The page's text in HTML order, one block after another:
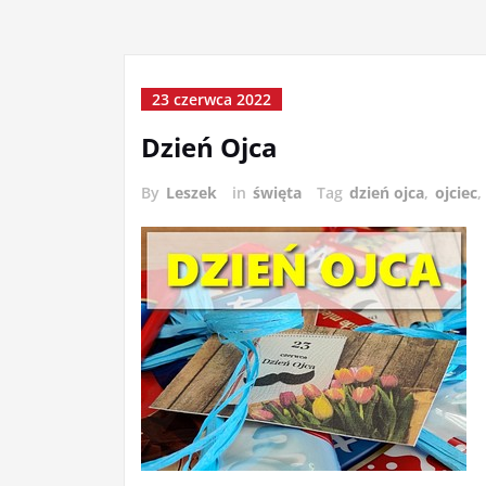
23 czerwca 2022
Dzień Ojca
By Leszek in święta Tag dzień ojca, ojciec,